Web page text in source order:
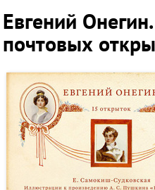
Евгений
почтовых